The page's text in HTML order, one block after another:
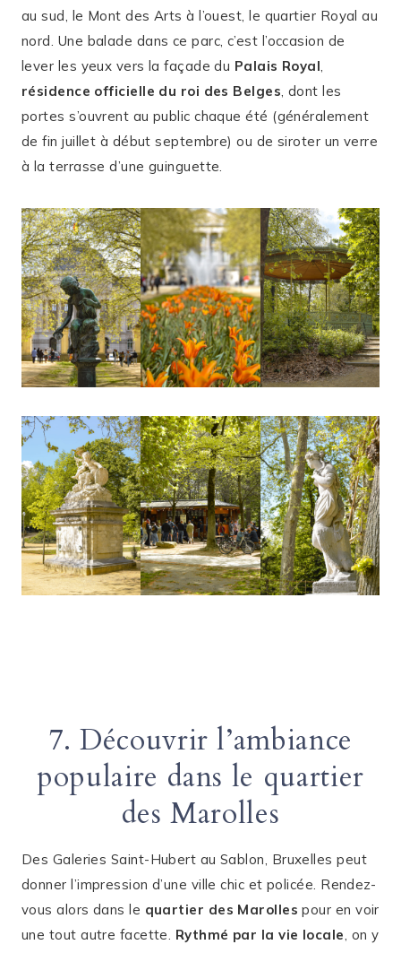
au sud, le Mont des Arts à l’ouest, le quartier Royal au
nord. Une balade dans ce parc, c’est l’occasion de
lever les yeux vers la façade du Palais Royal,
résidence officielle du roi des Belges, dont les
portes s’ouvrent au public chaque été (généralement
de fin juillet à début septembre) ou de siroter un verre
à la terrasse d’une guinguette.
7. Découvrir l’ambiance
populaire dans le quartier
des Marolles
Des Galeries Saint-Hubert au Sablon, Bruxelles peut
donner l’impression d’une ville chic et policée. Rendez-
vous alors dans le quartier des Marolles pour en voir
une tout autre facette. Rythmé par la vie locale , on y